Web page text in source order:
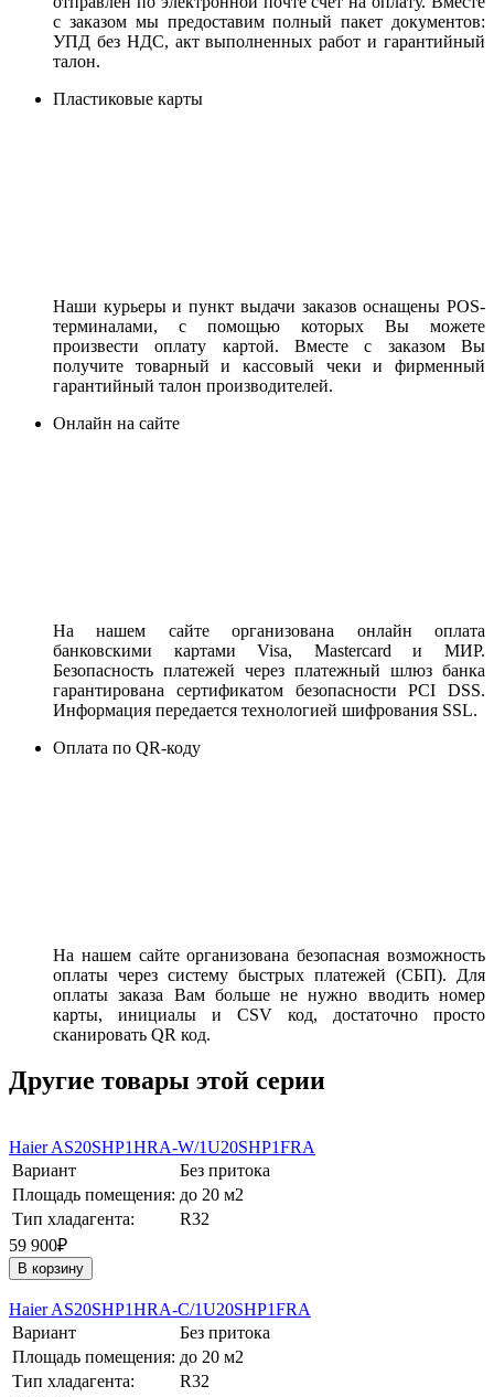
с заказом мы предоставим полный пакет документов:
УПД без НДС, акт выполненных работ и гарантийный
талон.
Пластиковые карты
Наши курьеры и пункт выдачи заказов оснащены POS-
терминалами, с помощью которых Вы можете
произвести оплату картой. Вместе с заказом Вы
получите товарный и кассовый чеки и фирменный
гарантийный талон производителей.
Онлайн на сайте
На нашем сайте организована онлайн оплата
банковскими картами Visa, Mastercard и МИР.
Безопасность платежей через платежный шлюз банка
гарантирована сертификатом безопасности PCI DSS.
Информация передается технологией шифрования SSL.
Оплата по QR-коду
На нашем сайте организована безопасная возможность
оплаты через систему быстрых платежей (СБП). Для
оплаты заказа Вам больше не нужно вводить номер
карты, инициалы и CSV код, достаточно просто
сканировать QR код.
Другие товары этой серии
Haier AS20SHP1HRA-W/1U20SHP1FRA
Вариант
Без притока
Площадь помещения: до 20 м2
Тип хладагента:
R32
59 900₽
В корзину
Haier AS20SHP1HRA-С/1U20SHP1FRA
Вариант
Без притока
Площадь помещения: до 20 м2
Тип хладагента:
R32